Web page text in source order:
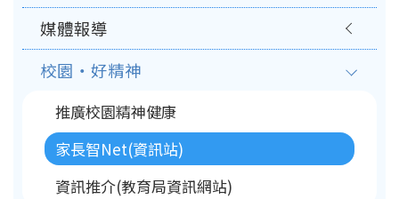
媒體報導
校園‧好精神
推廣校園精神健康
家長智Net(資訊站)
資訊推介(教育局資訊網站)